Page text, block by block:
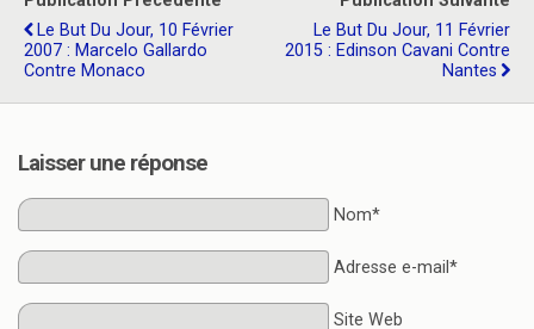
Le But Du Jour, 10 Février
2007 : Marcelo Gallardo
Contre Monaco
Le But Du Jour, 11 Février
2015 : Edinson Cavani Contre
Nantes
Laisser une réponse
Nom*
Adresse e-mail*
Site Web